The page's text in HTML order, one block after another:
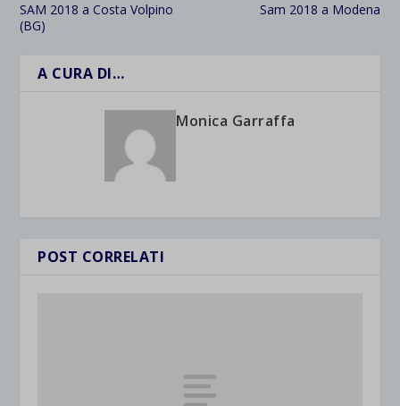
SAM 2018 a Costa Volpino
(BG)
Sam 2018 a Modena
A CURA DI…
Monica Garraffa
POST CORRELATI